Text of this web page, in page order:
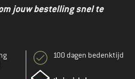
jouw bestelling snel te
100 dagen bedenktijd